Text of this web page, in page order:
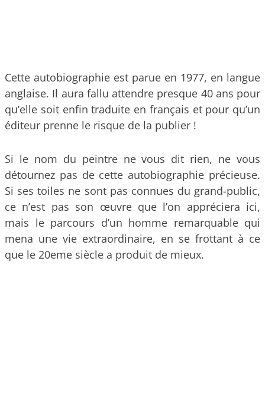
Cette autobiographie est parue en 1977, en langue
anglaise. Il aura fallu attendre presque 40 ans pour
qu’elle soit enfin traduite en français et pour qu’un
éditeur prenne le risque de la publier !
Si le nom du peintre ne vous dit rien, ne vous
détournez pas de cette autobiographie précieuse.
Si ses toiles ne sont pas connues du grand-public,
ce n’est pas son œuvre que l’on appréciera ici,
mais le parcours d’un homme remarquable qui
mena une vie extraordinaire, en se frottant à ce
que le 20eme siècle a produit de mieux.